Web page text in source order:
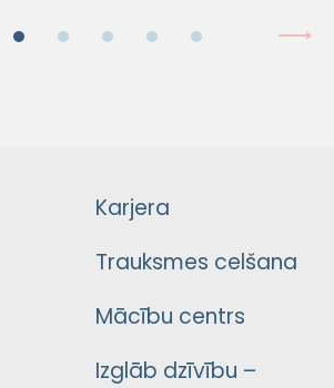
Karjera
Trauksmes celšana
Mācību centrs
Izglāb dzīvību –